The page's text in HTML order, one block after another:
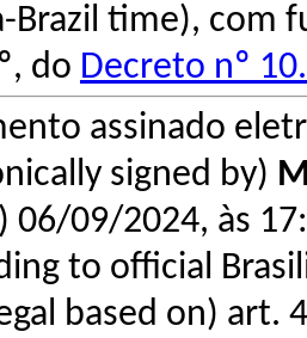
Brazil time), com
do Decreto nº
assinado
signed by)
06/09/2024, às
to official
based on) art.